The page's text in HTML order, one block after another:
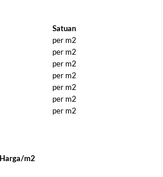
Satuan
per m2
per m2
per m2
per m2
per m2
per m2
per m2
Harga/m2
Kanopi
Ukuran
4x6
Pada
Kesempatan
Kali Ini